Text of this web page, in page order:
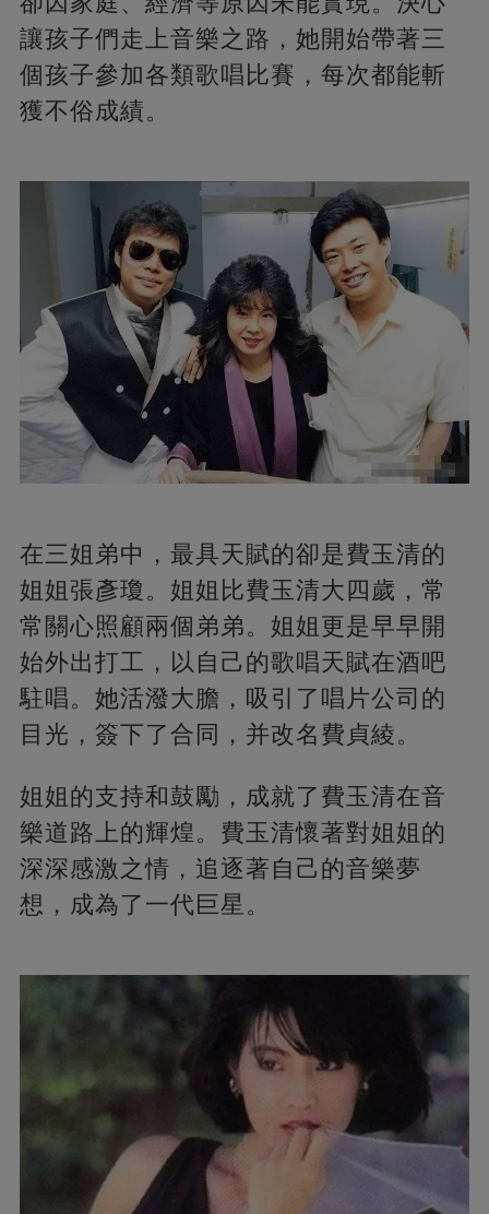
讓孩子們走上音樂之路，她開始帶著三
個孩子參加各類歌唱比賽，每次都能斬
獲不俗成績。
在三姐弟中，最具天賦的卻是費玉清的
姐姐張彥瓊。姐姐比費玉清大四歲，常
常關心照顧兩個弟弟。姐姐更是早早開
始外出打工，以自己的歌唱天賦在酒吧
駐唱。她活潑大膽，吸引了唱片公司的
目光，簽下了合同，并改名費貞綾。
姐姐的支持和鼓勵，成就了費玉清在音
樂道路上的輝煌。費玉清懷著對姐姐的
深深感激之情，追逐著自己的音樂夢
想，成為了一代巨星。